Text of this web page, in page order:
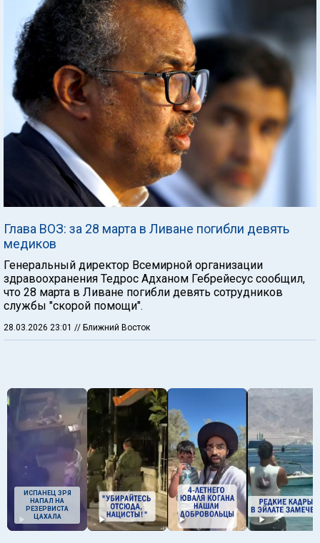
Глава ВОЗ: за 28 марта в Ливане погибли девять
медиков
Генеральный директор Всемирной организации
здравоохранения Тедрос Адханом Гебрейесус сообщил,
что 28 марта в Ливане погибли девять сотрудников
службы "скорой помощи".
28.03.2026 23:01 // Ближний Восток
ИСПАНЕЦ ЗРЯ
НАПАЛ НА
РЕЗЕРВИСТА
ЦАХАЛА